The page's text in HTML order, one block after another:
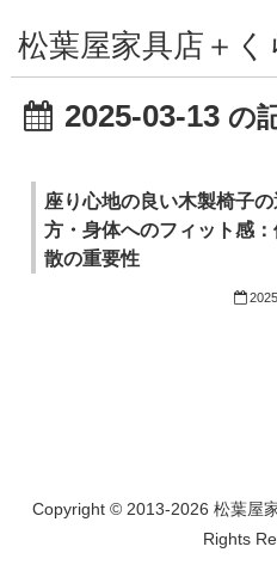
松葉屋家具店＋
2025-03-13 の
座り心地の良い木製椅子
方・身体へのフィット感
散の重要性
Copyright © 2013-2026 松葉屋
Rights